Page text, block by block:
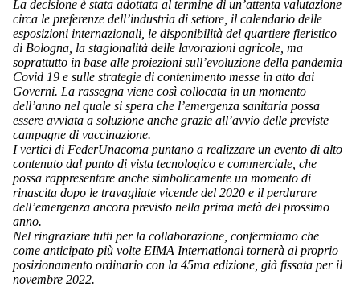
La decisione è stata adottata al termine di un’attenta valutazione
circa le preferenze dell’industria di settore, il calendario delle
esposizioni internazionali, le disponibilità del quartiere fieristico
di Bologna, la stagionalità delle lavorazioni agricole, ma
soprattutto in base alle proiezioni sull’evoluzione della pandemia
Covid 19 e sulle strategie di contenimento messe in atto dai
Governi. La rassegna viene così collocata in un momento
dell’anno nel quale si spera che l’emergenza sanitaria possa
essere avviata a soluzione anche grazie all’avvio delle previste
campagne di vaccinazione.
I vertici di FederUnacoma puntano a realizzare un evento di alto
contenuto dal punto di vista tecnologico e commerciale, che
possa rappresentare anche simbolicamente un momento di
rinascita dopo le travagliate vicende del 2020 e il perdurare
dell’emergenza ancora previsto nella prima metà del prossimo
anno.
Nel ringraziare tutti per la collaborazione, confermiamo che
come anticipato più volte EIMA International tornerà al proprio
posizionamento ordinario con la 45ma edizione, già fissata per il
novembre 2022.